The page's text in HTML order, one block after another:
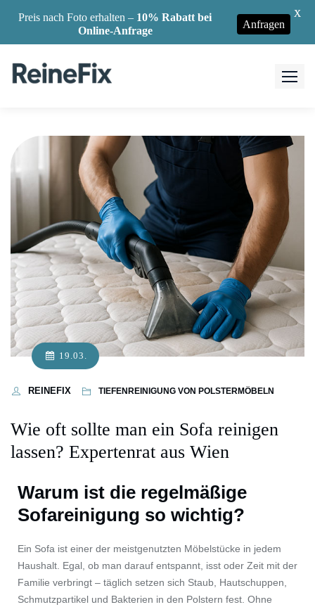
19.03.
REINEFIX TIEFENREINIGUNG VON POLSTERMÖBELN
Wie oft sollte man ein Sofa reinigen
lassen? Expertenrat aus Wien
Warum ist die regelmäßige
Sofareinigung so wichtig?
Ein Sofa ist einer der meistgenutzten Möbelstücke in jedem
Haushalt. Egal, ob man darauf entspannt, isst oder Zeit mit der
Familie verbringt – täglich setzen sich Staub, Hautschuppen,
Schmutzpartikel und Bakterien in den Polstern fest. Ohne
Preis nach Foto erhalten – 10% Rabatt bei
Online-Anfrage
Anfragen
X